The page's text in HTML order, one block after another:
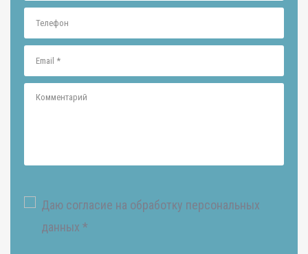
Даю согласие на обработку персональных
данных *